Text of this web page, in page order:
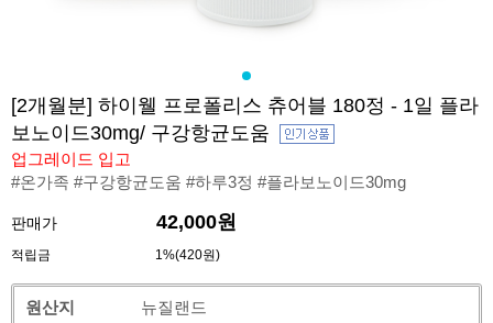
[2개월분] 하이웰 프로폴리스 츄어블 180정 - 1일 플라
보노이드30mg/ 구강항균도움
업그레이드 입고
#온가족 #구강항균도움 #하루3정 #플라보노이드30mg
판매가 42,000원
적립금 1%(420원)
원산지
뉴질랜드